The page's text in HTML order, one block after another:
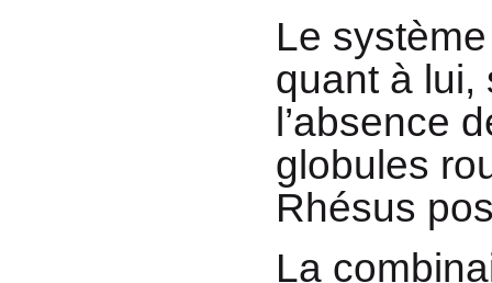
Le
quant à lui,
l’absence
globules
Rhésus
La